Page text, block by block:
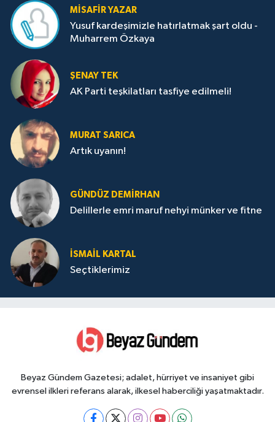
MISAFIR YAZAR
Yusuf kardeşimizle hatırlatmak şart oldu -
Muharrem Özkaya
ŞENAY TEK
AK Parti teşkilatları tasfiye edilmeli!
MURAT SARICA
Artık uyanın!
GÜNDÜZ DEMIRHAN
Delillerle emri maruf nehyi münker ve fitne
İSMAIL KARTAL
Seçtiklerimiz
Beyaz Gündem Gazetesi; adalet, hürriyet ve insaniyet gibi
evrensel ilkleri referans alarak, ilkesel haberciliği yaşatmaktadır.